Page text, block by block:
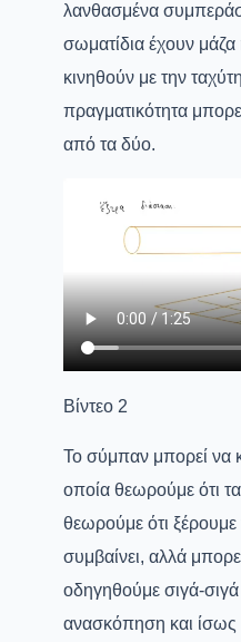
λανθασμένα
σωματίδια έχουν
κινηθούν με την
πραγματικότητα
από τα δύο.
Βίντεο 2
Το σύμπαν μπορεί να
οποία θεωρούμε ότι
θεωρούμε ότι ξέρουμε
συμβαίνει, αλλά
οδηγηθούμε σιγά-
ανασκόπηση και ίσως